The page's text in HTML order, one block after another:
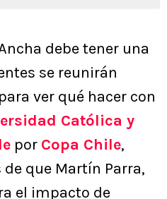
debe tener una
se reunirán
ver qué hacer con
Católica y
por Copa Chile,
que Martín Parra,
el impacto de